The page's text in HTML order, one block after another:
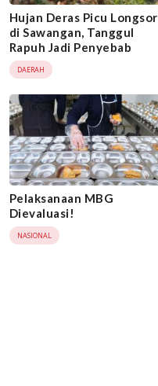
Hujan Deras Picu Longsor
di Sawangan, Tanggul
Rapuh Jadi Penyebab
DAERAH
Pelaksanaan MBG
Dievaluasi!
NASIONAL